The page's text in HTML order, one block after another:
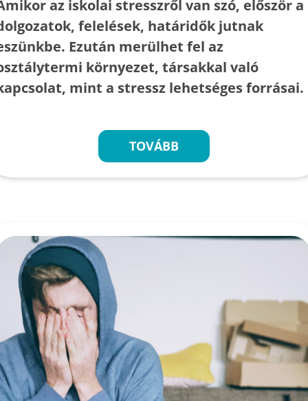
az iskolai stresszről van szó, először a
felelések, határidők jutnak
Ezután merülhet fel az
környezet, társakkal való
mint a stressz lehetséges forrásai.
TOVÁBB